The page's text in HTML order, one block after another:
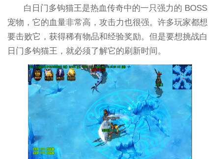
白日门多钩猫王是热血传奇中的一只强力的 BOSS
宠物，它的血量非常高，攻击力也很强。许多玩家都想
要击败它，获得稀有物品和经验奖励。但是要想挑战白
日门多钩猫王，就必须了解它的刷新时间。